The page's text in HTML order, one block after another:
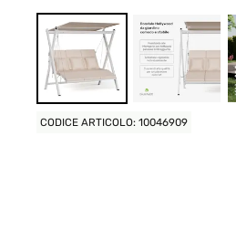
CODICE ARTICOLO: 10046909